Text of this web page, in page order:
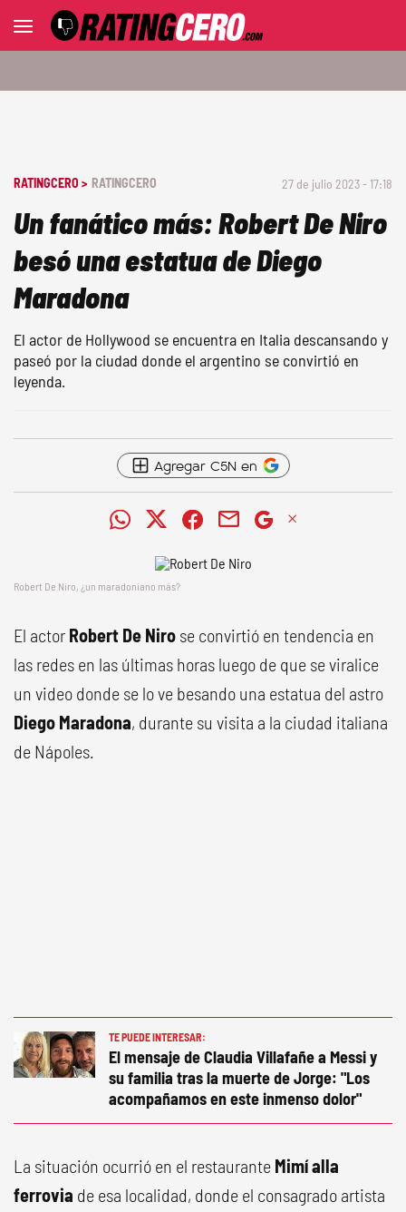
RATINGCERO > RATINGCERO 27 de julio 2023 - 17:18
Un fanático más: Robert De Niro
besó una estatua de Diego
Maradona
El actor de Hollywood se encuentra en Italia descansando y
paseó por la ciudad donde el argentino se convirtió en
leyenda.
Agregar C5N en
Robert De Niro, ¿un maradoniano más?
El actor Robert De Niro se convirtió en tendencia en
las redes en las últimas horas luego de que se viralice
un video donde se lo ve besando una estatua del astro
Diego Maradona, durante su visita a la ciudad italiana
de Nápoles.
TE PUEDE INTERESAR:
El mensaje de Claudia Villafañe a Messi y
su familia tras la muerte de Jorge: "Los
acompañamos en este inmenso dolor"
La situación ocurrió en el restaurante Mimí alla
ferrovia de esa localidad, donde el consagrado artista